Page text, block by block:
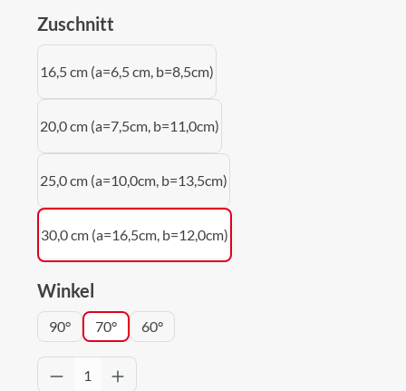
Zuschnitt
16,5 cm (a=6,5 cm, b=8,5cm)
20,0 cm (a=7,5cm, b=11,0cm)
25,0 cm (a=10,0cm, b=13,5cm)
30,0 cm (a=16,5cm, b=12,0cm)
Winkel
90° 70° 60°
Produkt Anzahl: Gib den gewünschten